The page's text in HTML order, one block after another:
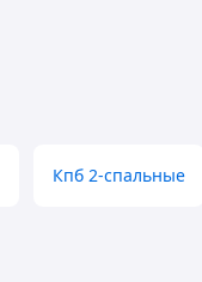
Кпб 2-спальные